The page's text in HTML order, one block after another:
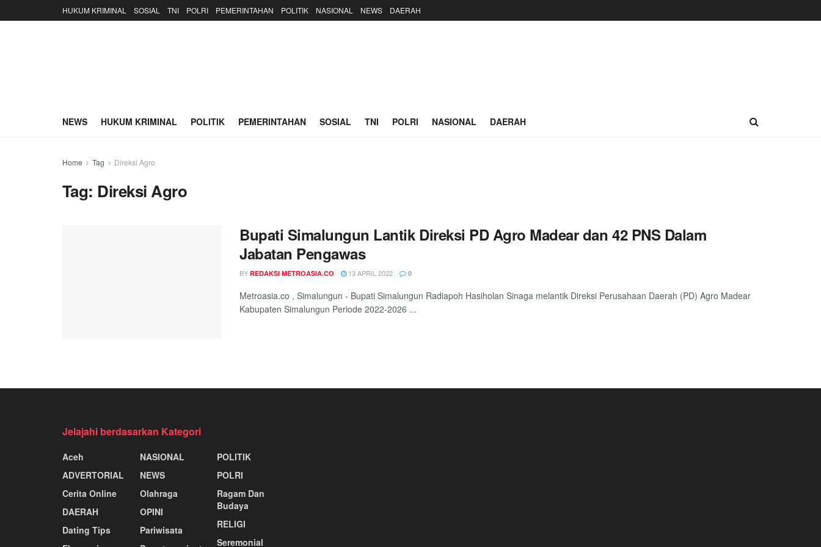
HUKUM KRIMINAL SOSIAL TNI POLRI PEMERINTAHAN POLITIK NASIONAL NEWS DAERAH
NEWS HUKUM KRIMINAL POLITIK PEMERINTAHAN SOSIAL TNI POLRI NASIONAL DAERAH
Home Tag Direksi Agro
Tag: Direksi Agro
Bupati Simalungun Lantik Direksi PD Agro Madear dan 42 PNS Dalam
Jabatan Pengawas
BY REDAKSI METROASIA.CO 13 APRIL 2022 0
Metroasia.co , Simalungun - Bupati Simalungun Radiapoh Hasiholan Sinaga melantik Direksi Perusahaan Daerah (PD) Agro Madear
Kabupaten Simalungun Periode 2022-2026 ...
Jelajahi berdasarkan Kategori
Aceh
ADVERTORIAL
Cerita Online
DAERAH
Dating Tips
NASIONAL
NEWS
Olahraga
OPINI
Pariwisata
POLITIK
POLRI
Ragam Dan
Budaya
RELIGI
Seremonial